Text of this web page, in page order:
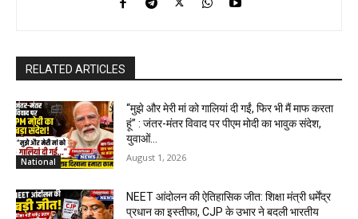
RELATED ARTICLES
National
“मुझे और मेरी मां को गालियां दी गईं, फिर भी मैं माफ करता
हूं” : जंतर-मंतर विवाद पर पीएम मोदी का भावुक संदेश,
युवाओं...
August 1, 2026
NEET आंदोलन की ऐतिहासिक जीत: शिक्षा मंत्री धर्मेंद्र
प्रधान का इस्तीफा, CJP के उभार ने बदली भारतीय